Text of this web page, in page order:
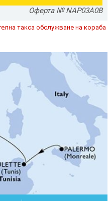
Оферта № NAP03A0B
такса обслужване на кораба